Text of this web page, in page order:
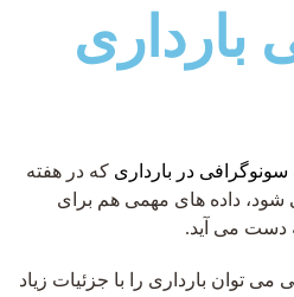
بارداری
سونوگرافی در بارداری که در هفته
شود، داده های مهمی هم برای
دست می آید.
توان بارداری را با جزئیات زیاد